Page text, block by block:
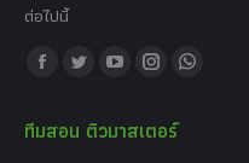
ต่อไปนี้
Find us on:
Facebook
opens
Twitter
opens
YouTube
opens
Instagram
opens
Whatsapp
ทีมสอน ติวมาสเตอร์